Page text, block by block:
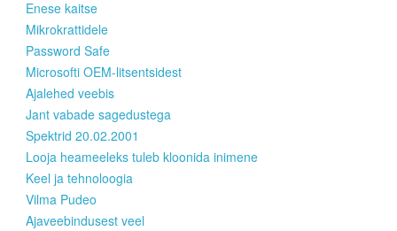
Enese kaitse
Mikrokrattidele
Password Safe
Microsofti OEM-litsentsidest
Ajalehed veebis
Jant vabade sagedustega
Spektrid 20.02.2001
Looja heameeleks tuleb kloonida inimene
Keel ja tehnoloogia
Vilma Pudeo
Ajaveebindusest veel